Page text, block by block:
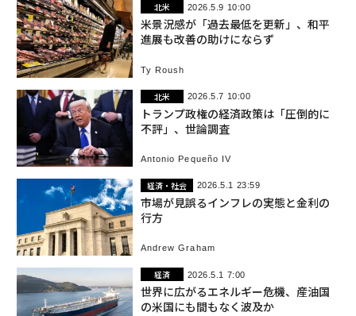
北米 2026.5.9 10:00
米景況感が「過去最低を更新」、和平
進展も改善の助けにならず
Ty Roush
北米 2026.5.7 10:00
トランプ政権の経済政策は「圧倒的に
不評」、世論調査
Antonio Pequeño IV
経済・社会 2026.5.1 23:59
市場が見誤るインフレの実態と金利の
行方
Andrew Graham
経済 2026.5.1 7:00
世界に広がるエネルギー危機、産油国
の米国にも間もなく波及か